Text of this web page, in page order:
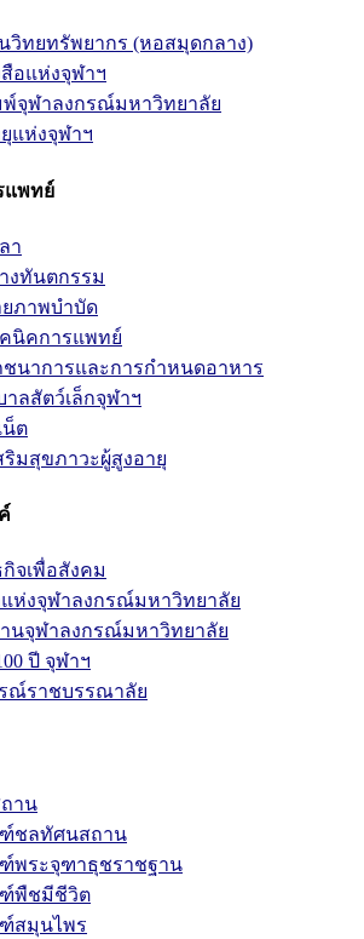
วิทยทรัพยากร (หอสมุดกลาง)
อแห่งจุฬาฯ
จุฬาลงกรณ์มหาวิทยาลัย
แห่งจุฬาฯ
แพทย์
า
งทันตกรรม
ภาพบำบัด
นิคการแพทย์
นาการและการกำหนดอาหาร
าลสัตว์เล็กจุฬาฯ
น็ต
ริมสุขภาวะผู้สูงอายุ
จเพื่อสังคม
ห่งจุฬาลงกรณ์มหาวิทยาลัย
นจุฬาลงกรณ์มหาวิทยาลัย
ปี จุฬาฯ
ณ์ราชบรรณาลัย
าน
ชลทัศนสถาน
พระจุฑาธุชราชฐาน
พืชมีชีวิต
สมุนไพร